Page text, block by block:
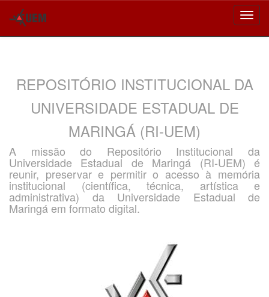
REPOSITÓRIO INSTITUCIONAL DA
UNIVERSIDADE ESTADUAL DE
MARINGÁ (RI-UEM)
A missão do Repositório Institucional da
Universidade Estadual de Maringá (RI-UEM) é
reunir, preservar e permitir o acesso à memória
institucional (científica, técnica, artística e
administrativa) da Universidade Estadual de
Maringá em formato digital.